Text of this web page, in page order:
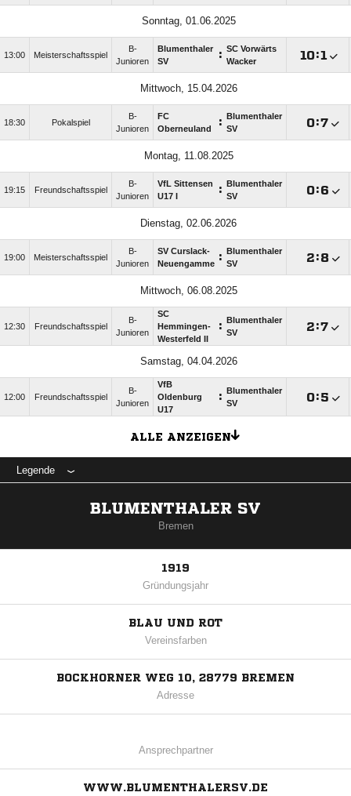
Sonntag, 01.06.2025
13:00 Meisterschaftsspiel
B-
Junioren
Blumenthaler
SV
: SC Vorwärts
Wacker
:
Mittwoch, 15.04.2026
18:30 Pokalspiel
B-
Junioren
FC
Oberneuland
:
Blumenthaler
SV
:
Montag, 11.08.2025
19:15 Freundschaftsspiel
B-
Junioren
VfL Sittensen
U17 I
:
Blumenthaler
SV
:
Dienstag, 02.06.2026
19:00 Meisterschaftsspiel
B-
Junioren
SV Curslack-
Neuengamme :
Blumenthaler
SV
:
Mittwoch, 06.08.2025
12:30 Freundschaftsspiel
B-
Junioren
SC
Hemmingen-
Westerfeld II
:
Blumenthaler
SV
:
Samstag, 04.04.2026
12:00 Freundschaftsspiel
B-
Junioren
VfB
Oldenburg
U17
:
Blumenthaler
SV
:
ALLE ANZEIGEN
Legende
BLUMENTHALER SV
Bremen
1919
Gründungsjahr
BLAU UND ROT
Vereinsfarben
BOCKHORNER WEG 10, 28779 BREMEN
Adresse
Ansprechpartner
WWW.BLUMENTHALERSV.DE